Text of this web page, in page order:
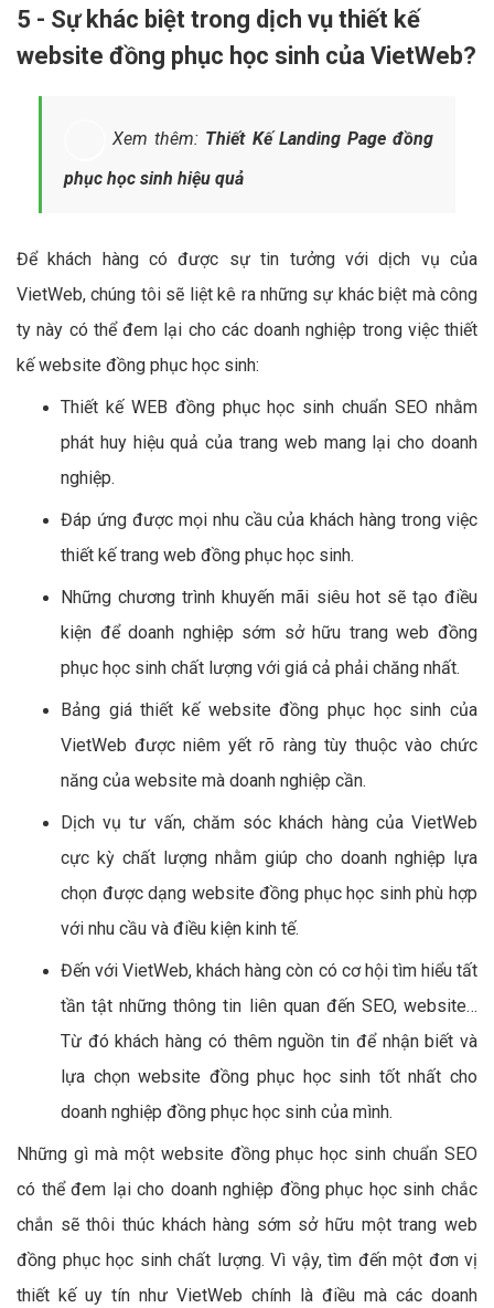
5 - Sự khác biệt trong dịch vụ thiết kế
website đồng phục học sinh của VietWeb?
Xem thêm: Thiết Kế Landing Page đồng
phục học sinh hiệu quả
Để khách hàng có được sự tin tưởng với dịch vụ của
VietWeb, chúng tôi sẽ liệt kê ra những sự khác biệt mà công
ty này có thể đem lại cho các doanh nghiệp trong việc thiết
kế website đồng phục học sinh:
Thiết kế WEB đồng phục học sinh chuẩn SEO nhằm
phát huy hiệu quả của trang web mang lại cho doanh
nghiệp.
Đáp ứng được mọi nhu cầu của khách hàng trong việc
thiết kế trang web đồng phục học sinh.
Những chương trình khuyến mãi siêu hot sẽ tạo điều
kiện để doanh nghiệp sớm sở hữu trang web đồng
phục học sinh chất lượng với giá cả phải chăng nhất.
Bảng giá thiết kế website đồng phục học sinh của
VietWeb được niêm yết rõ ràng tùy thuộc vào chức
năng của website mà doanh nghiệp cần.
Dịch vụ tư vấn, chăm sóc khách hàng của VietWeb
cực kỳ chất lượng nhằm giúp cho doanh nghiệp lựa
chọn được dạng website đồng phục học sinh phù hợp
với nhu cầu và điều kiện kinh tế.
Đến với VietWeb, khách hàng còn có cơ hội tìm hiểu tất
tần tật những thông tin liên quan đến SEO, website…
Từ đó khách hàng có thêm nguồn tin để nhận biết và
lựa chọn website đồng phục học sinh tốt nhất cho
doanh nghiệp đồng phục học sinh của mình.
Những gì mà một website đồng phục học sinh chuẩn SEO
có thể đem lại cho doanh nghiệp đồng phục học sinh chắc
chắn sẽ thôi thúc khách hàng sớm sở hữu một trang web
đồng phục học sinh chất lượng. Vì vậy, tìm đến một đơn vị
thiết kế uy tín như VietWeb chính là điều mà các doanh